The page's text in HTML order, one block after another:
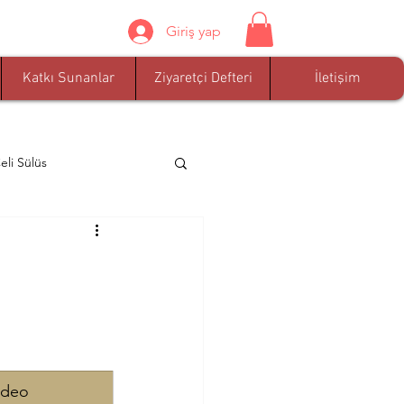
Giriş yap
Katkı Sunanlar Ziyaretçi Defteri İletişim
Sülüs
Arif Özdem